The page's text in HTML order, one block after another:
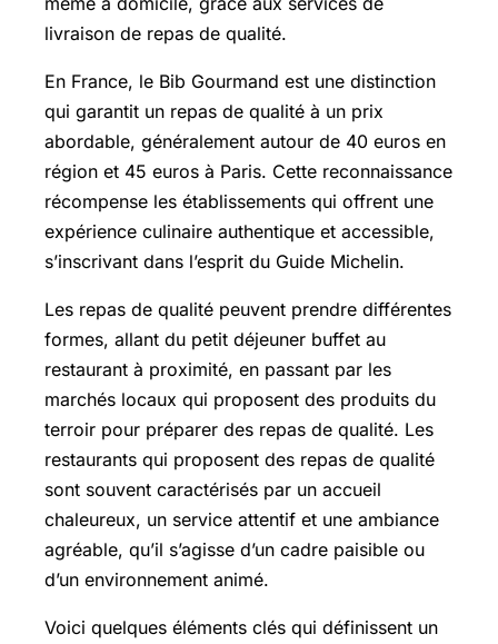
livraison de repas de qualité.
En France, le Bib Gourmand est une distinction
qui garantit un repas de qualité à un prix
abordable, généralement autour de 40 euros en
région et 45 euros à Paris. Cette reconnaissance
récompense les établissements qui offrent une
expérience culinaire authentique et accessible,
s’inscrivant dans l’esprit du Guide Michelin.
Les repas de qualité peuvent prendre différentes
formes, allant du petit déjeuner buffet au
restaurant à proximité, en passant par les
marchés locaux qui proposent des produits du
terroir pour préparer des repas de qualité. Les
restaurants qui proposent des repas de qualité
sont souvent caractérisés par un accueil
chaleureux, un service attentif et une ambiance
agréable, qu’il s’agisse d’un cadre paisible ou
d’un environnement animé.
Voici quelques éléments clés qui définissent un